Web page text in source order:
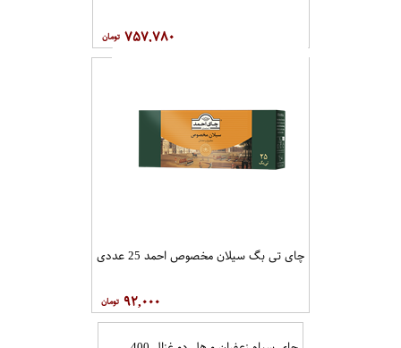
۷۵۷,۷۸۰
چای تی بگ سیلان مخصوص احمد 25 عددی
۹۲,۰۰۰